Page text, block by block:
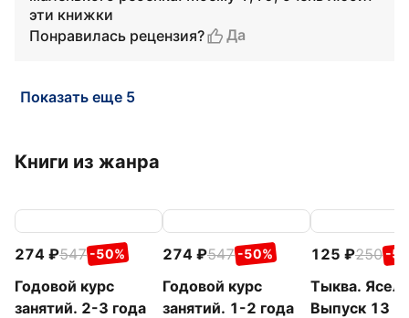
эти книжки
Понравилась рецензия?
Да
Показать еще 5
Книги из жанра
274 547 -50%
Годовой курс
занятий. 2-3 года
274 547 -50%
Годовой курс
занятий. 1-2 года
125 250 -
Тыква.
Выпуск 13